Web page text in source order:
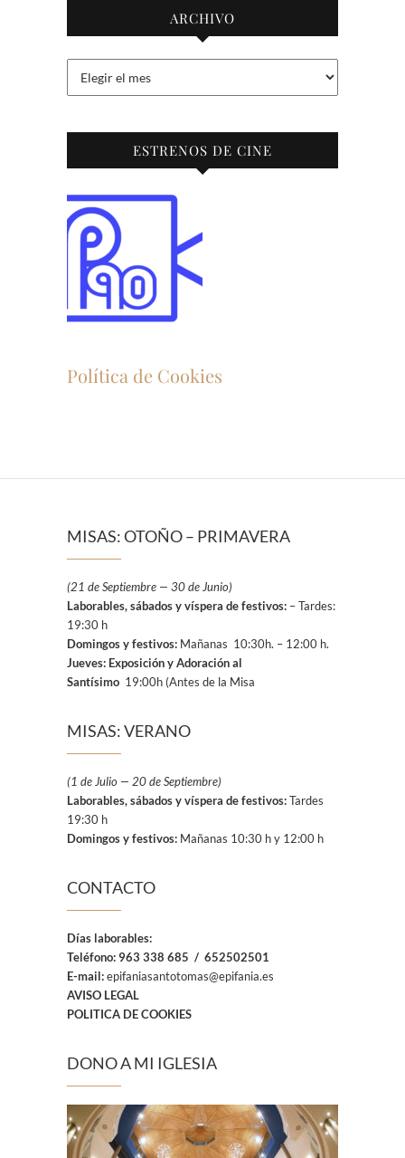
ARCHIVO
ESTRENOS DE CINE
Política de Cookies
MISAS: OTOÑO – PRIMAVERA
(21 de Septiembre — 30 de Junio)
Laborables, sábados y víspera de festivos: – Tardes:
19:30 h
Domingos y festivos: Mañanas 10:30h. – 12:00 h.
Jueves: Exposición y Adoración al
Santísimo 19:00h (Antes de la Misa
MISAS: VERANO
(1 de Julio — 20 de Septiembre)
Laborables, sábados y víspera de festivos:Tardes
19:30 h
Domingos y festivos: Mañanas 10:30 h y 12:00 h
CONTACTO
Días laborables:
Teléfono: 963 338 685 / 652502501
E-mail:epifaniasantotomas@epifania.es
AVISO LEGAL
POLITICA DE COOKIES
DONO A MI IGLESIA